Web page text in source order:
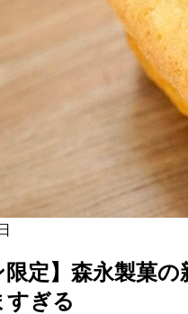
限定】森永製菓の
すぎる